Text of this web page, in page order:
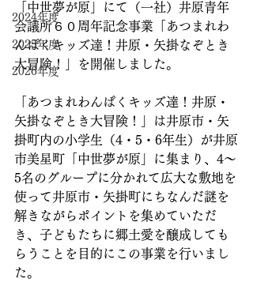
2024年度
2025年度
2026年度
「中世夢が原」にて（一社）井原青年
会議所６０周年記念事業「あつまれわ
んぱくキッズ達！井原・矢掛なぞとき
大冒険！」を開催しました。
「あつまれわんぱくキッズ達！井原・
矢掛なぞとき大冒険！」は井原市・矢
掛町内の小学生（4・5・6年生）が井原
市美星町「中世夢が原」に集まり、4〜
5名のグループに分かれて広大な敷地を
使って井原市・矢掛町にちなんだ謎を
解きながらポイントを集めていただ
き、子どもたちに郷土愛を醸成しても
らうことを目的にこの事業を行いまし
た。